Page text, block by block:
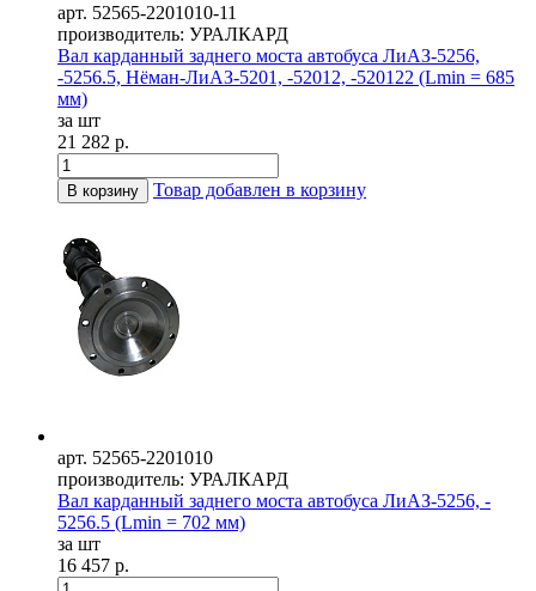
арт. 52565-2201010-11
производитель: УРАЛКАРД
Вал карданный заднего моста автобуса ЛиАЗ-5256,
-5256.5, Нёман-ЛиАЗ-5201, -52012, -520122 (Lmin = 685
мм)
за шт
21 282 р.
В корзину Товар добавлен в корзину
арт. 52565-2201010
производитель: УРАЛКАРД
Вал карданный заднего моста автобуса ЛиАЗ-5256, -
5256.5 (Lmin = 702 мм)
за шт
16 457 р.